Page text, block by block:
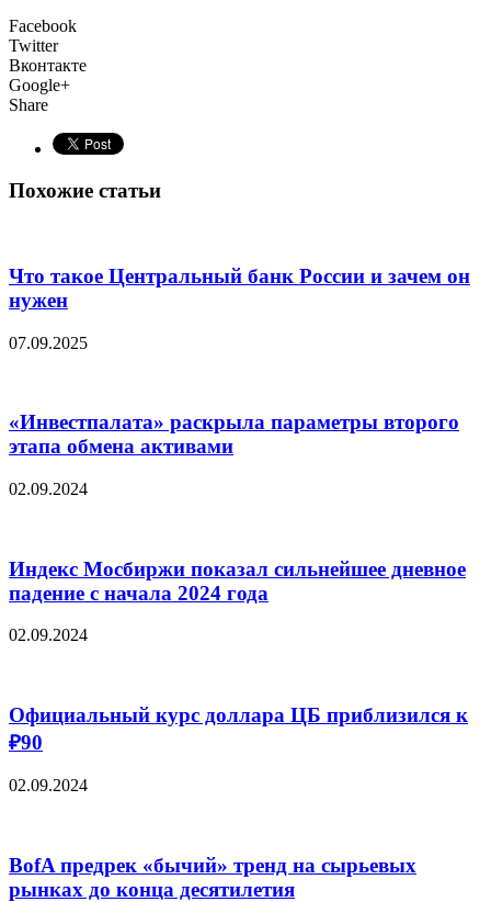
Facebook
Twitter
Вконтакте
Google+
Share
Похожие статьи
Что такое Центральный банк России и зачем он
нужен
07.09.2025
«Инвестпалата» раскрыла параметры второго
этапа обмена активами
02.09.2024
Индекс Мосбиржи показал сильнейшее дневное
падение с начала 2024 года
02.09.2024
Официальный курс доллара ЦБ приблизился к
₽90
02.09.2024
BofA предрек «бычий» тренд на сырьевых
рынках до конца десятилетия